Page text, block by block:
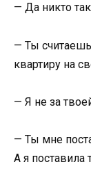
— Да никто
— Ты
квартиру на
— Я не за
— Ты мне
А я